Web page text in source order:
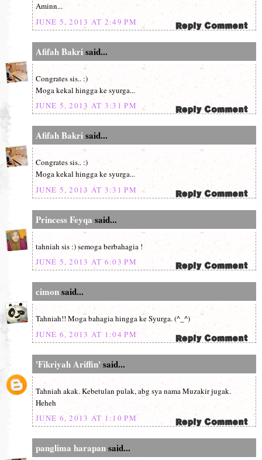
Aminn...
JUNE 5, 2013 AT 2:49 PM
Afifah Bakrisaid...
Congrates sis.. :)
Moga kekal hingga ke syurga...
JUNE 5, 2013 AT 3:31 PM
Afifah Bakrisaid...
Congrates sis.. :)
Moga kekal hingga ke syurga...
JUNE 5, 2013 AT 3:31 PM
Princess Feyqa said...
tahniah sis :) semoga berbahagia !
JUNE 5, 2013 AT 6:03 PM
cimonsaid...
Tahniah!! Moga bahagia hingga ke Syurga. (^_^)
JUNE 6, 2013 AT 1:04 PM
'Fikriyah Ariffin' said...
Tahniah akak. Kebetulan pulak, abg sya nama Muzakir jugak.
Heheh
JUNE 6, 2013 AT 1:10 PM
panglima harapansaid...